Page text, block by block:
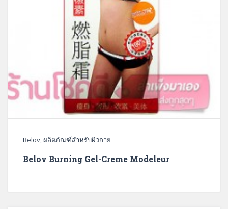
Belov,ผลิตภัณฑ์สำหรับผิวกาย
Belov Burning Gel-Creme Modeleur